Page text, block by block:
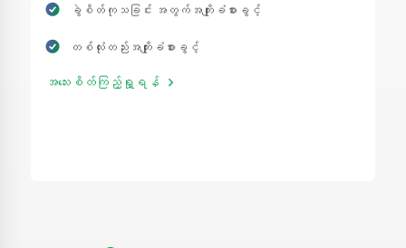
ခွဲစိတ်ကုသခြင်း အတွက်အကျိုးခံစားခွင့်
တစ်လုံးတည်းအကျိုးခံစားခွင့်
အသေးစိတ်ကြည့်ရှု့ရန်